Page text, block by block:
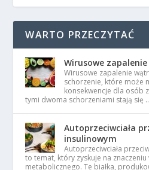
WARTO PRZECZYTAĆ
Wirusowe
Wirusowe zapalenie
schorzenie, które może
konsekwencje dla osób
tymi dwoma schorzeniami stają się
Autoprzeciwciała
insulinowym
Autoprzeciwciała
to temat, który zyskuje na
metabolicznego. Te białka,